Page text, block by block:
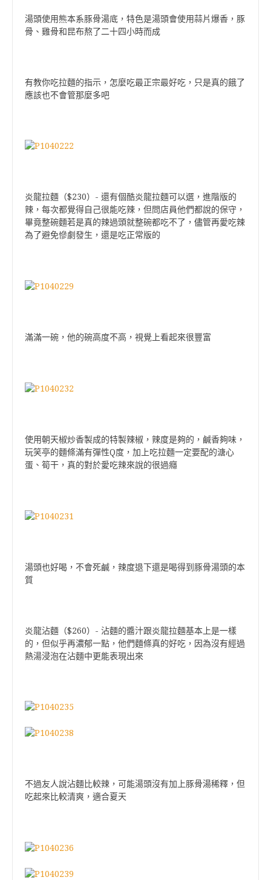
湯頭使用熊本系豚骨湯底，特色是湯頭會使用蒜片爆香，豚
骨、雞骨和昆布熬了二十四小時而成
有教你吃拉麵的指示，怎麼吃最正宗最好吃，只是真的餓了
應該也不會管那麼多吧
炎龍拉麵（$230）- 還有個酷炎龍拉麵可以選，進階版的
辣，每次都覺得自己很能吃辣，但問店員他們都說的保守，
畢竟整碗麵若是真的辣過頭就整碗都吃不了，儘管再愛吃辣
為了避免慘劇發生，還是吃正常版的
滿滿一碗，他的碗高度不高，視覺上看起來很豐富
使用朝天椒炒香製成的特製辣椒，辣度是夠的，鹹香夠味，
玩笑亭的麵條滿有彈性Q度，加上吃拉麵一定要配的溏心
蛋、筍干，真的對於愛吃辣來說的很過癮
湯頭也好喝，不會死鹹，辣度退下還是喝得到豚骨湯頭的本
質
炎龍沾麵（$260）- 沾麵的醬汁跟炎龍拉麵基本上是一樣
的，但似乎再濃郁一點，他們麵條真的好吃，因為沒有經過
熱湯浸泡在沾麵中更能表現出來
不過友人說沾麵比較辣，可能湯頭沒有加上豚骨湯稀釋，但
吃起來比較清爽，適合夏天